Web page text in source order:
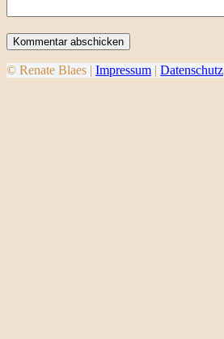
Kommentar abschicken
© Renate Blaes | Impressum | Datenschutz